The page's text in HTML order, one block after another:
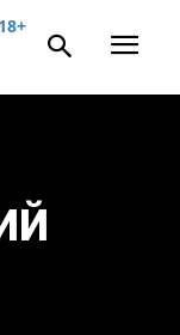
18+